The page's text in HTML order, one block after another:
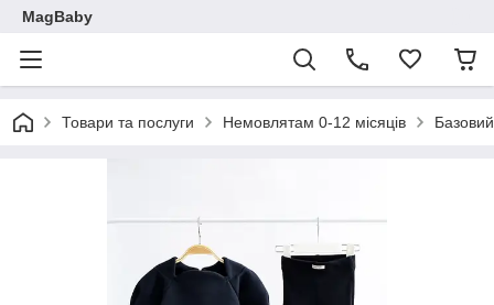
MagBaby
Товари та послуги Немовлятам 0-12 місяців